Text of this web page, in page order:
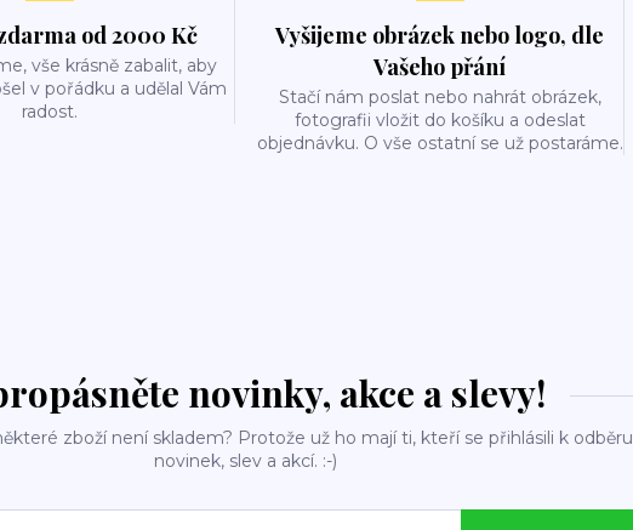
od 2000 Kč
vše krásně zabalit, aby
v pořádku a udělal Vám
radost.
Vyšijeme obrázek nebo logo, dle
Vašeho přání
Stačí nám poslat nebo nahrát obrázek,
fotografii vložit do košíku a odeslat
objednávku. O vše ostatní se už postaráme.
novinky, akce a slevy!
zboží není skladem? Protože už ho mají ti, kteří se přihlásili k odběru
novinek, slev a akcí. :-)